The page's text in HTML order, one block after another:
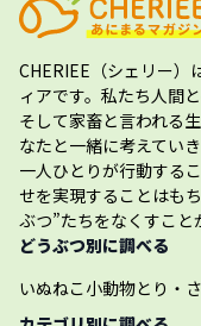
CHERIEE（シェリー）
ィアです。私たち人間
そして家畜と言われる
なたと一緒に考えてい
一人ひとりが行動する
せを実現することはも
ぶつ”たちをなくすこと
どうぶつ別に調べる
いぬねこ小動物とり・